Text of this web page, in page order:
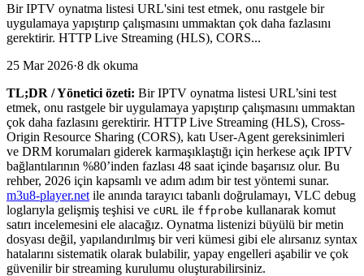
Bir IPTV oynatma listesi URL'sini test etmek, onu rastgele bir
uygulamaya yapıştırıp çalışmasını ummaktan çok daha fazlasını
gerektirir. HTTP Live Streaming (HLS), CORS...
25 Mar 2026·8 dk okuma
TL;DR / Yönetici özeti: Bir IPTV oynatma listesi URL’sini test
etmek, onu rastgele bir uygulamaya yapıştırıp çalışmasını ummaktan
çok daha fazlasını gerektirir. HTTP Live Streaming (HLS), Cross-
Origin Resource Sharing (CORS), katı User-Agent gereksinimleri
ve DRM korumaları giderek karmaşıklaştığı için herkese açık IPTV
bağlantılarının %80’inden fazlası 48 saat içinde başarısız olur. Bu
rehber, 2026 için kapsamlı ve adım adım bir test yöntemi sunar.
m3u8-player.net ile anında tarayıcı tabanlı doğrulamayı, VLC debug
loglarıyla gelişmiş teşhisi ve cURL ile ffprobe kullanarak komut
satırı incelemesini ele alacağız. Oynatma listenizi büyülü bir metin
dosyası değil, yapılandırılmış bir veri kümesi gibi ele alırsanız syntax
hatalarını sistematik olarak bulabilir, yapay engelleri aşabilir ve çok
güvenilir bir streaming kurulumu oluşturabilirsiniz.